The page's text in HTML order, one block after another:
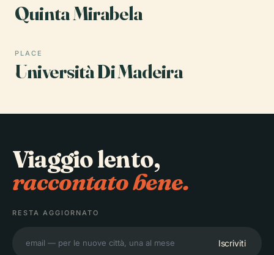
Quinta Mirabela
PLACE
Università Di Madeira
Viaggio lento,
raccontato bene.
RESTA AGGIORNATO
Iscriviti